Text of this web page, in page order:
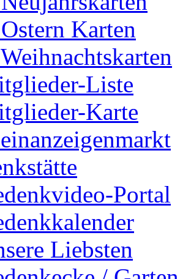
Ostern Karten
Weihnachtskarten
Liste
Karte
Portal
Liebsten